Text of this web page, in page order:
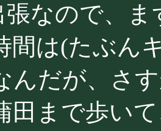
張なので、
間は(たぶん
んだが、さ
田まで歩い